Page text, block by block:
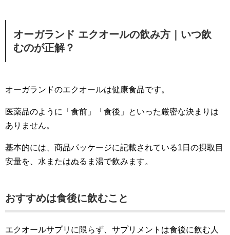
オーガランド エクオールの飲み方｜いつ飲
むのが正解？
オーガランドのエクオールは健康食品です。
医薬品のように「食前」「食後」といった厳密な決まりは
ありません。
基本的には、商品パッケージに記載されている1日の摂取目
安量を、水またはぬるま湯で飲みます。
おすすめは食後に飲むこと
エクオールサプリに限らず、サプリメントは食後に飲む人